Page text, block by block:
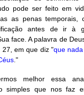
pode ser feito em
as penas temporais,
antes de ir à
face. A palavra de
27, em que diz "que
."
melhor essa
simples que nos faz